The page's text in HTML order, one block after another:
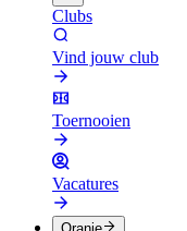
Clubs
Vind jouw club
Toernooien
Vacatures